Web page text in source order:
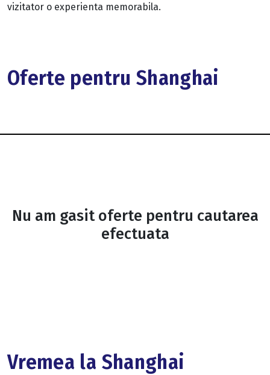
vizitator o experienta memorabila.
Oferte pentru Shanghai
Nu am gasit oferte pentru cautarea
efectuata
Vremea la Shanghai